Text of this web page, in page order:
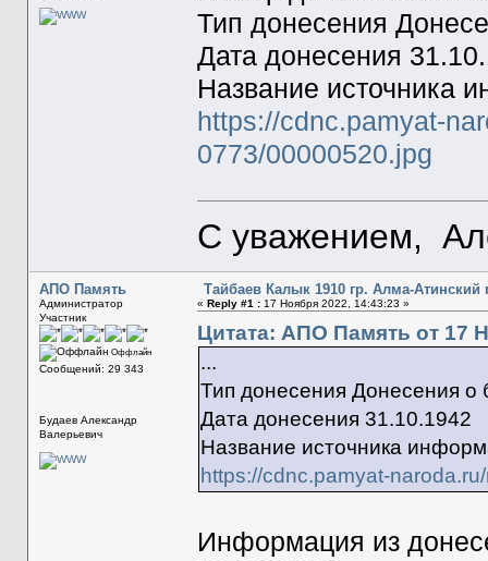
Тип донесения
Дата донесения
Название источника
https://cdnc.pamyat-
0773/00000520.jpg
С уважением,
АПО Память
Администратор
Участник
Оффлайн
Сообщений: 29 343
Будаев Александр
Валерьевич
Тайбаев Калык 1910 гр. Алма-
« Reply #1 :17 Ноября 2022, 14:43:23 »
Цитата: АПО Память от 17
...
Тип донесения Донесения о
Дата донесения 31.10.1942
Название источника
https://cdnc.pamyat-
Информация из